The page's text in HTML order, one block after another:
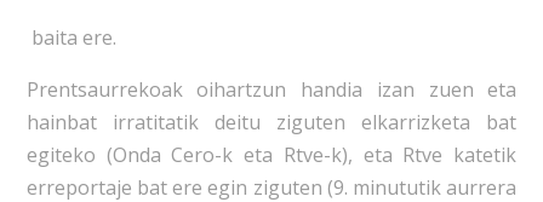
baita ere.
Prentsaurrekoak oihartzun handia izan zuen eta
hainbat irratitatik deitu ziguten elkarrizketa bat
egiteko (Onda Cero-k eta Rtve-k), eta Rtve katetik
erreportaje bat ere egin ziguten (9. minututik aurrera